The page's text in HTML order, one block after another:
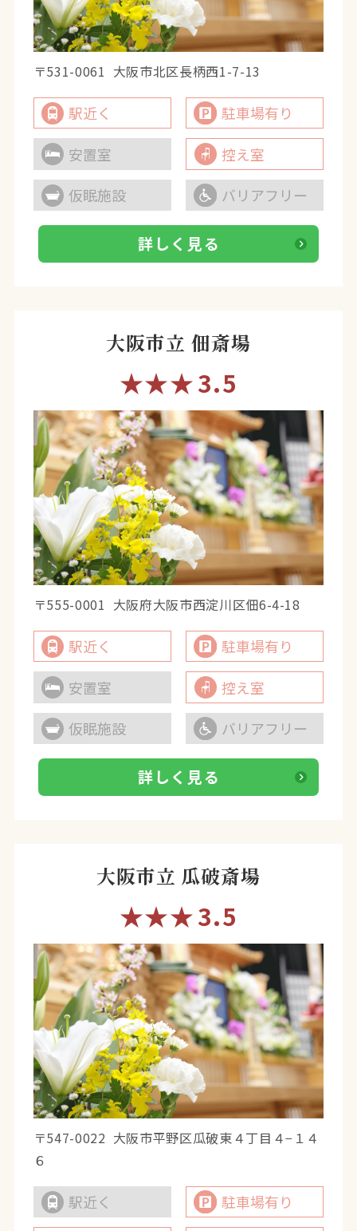
〒531-0061 大阪市北区長柄西1-7-13
駅近く
駐車場有り
安置室
控え室
仮眠施設
バリアフリー
詳しく見る
大阪市立 佃斎場
★★★3.5
〒555-0001 大阪府大阪市西淀川区佃6-4-18
駅近く
駐車場有り
安置室
控え室
仮眠施設
バリアフリー
詳しく見る
大阪市立 瓜破斎場
★★★3.5
〒547-0022 大阪市平野区瓜破東４丁目４−１４
６
駅近く
駐車場有り